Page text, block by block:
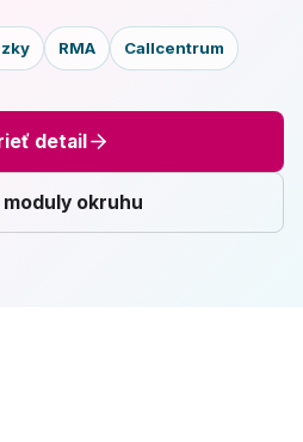
RMA Callcentrum
detail
moduly okruhu